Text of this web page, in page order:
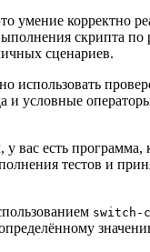
корректно
скрипта
сценариев.
условные
есть программа,
тестов и
switch-